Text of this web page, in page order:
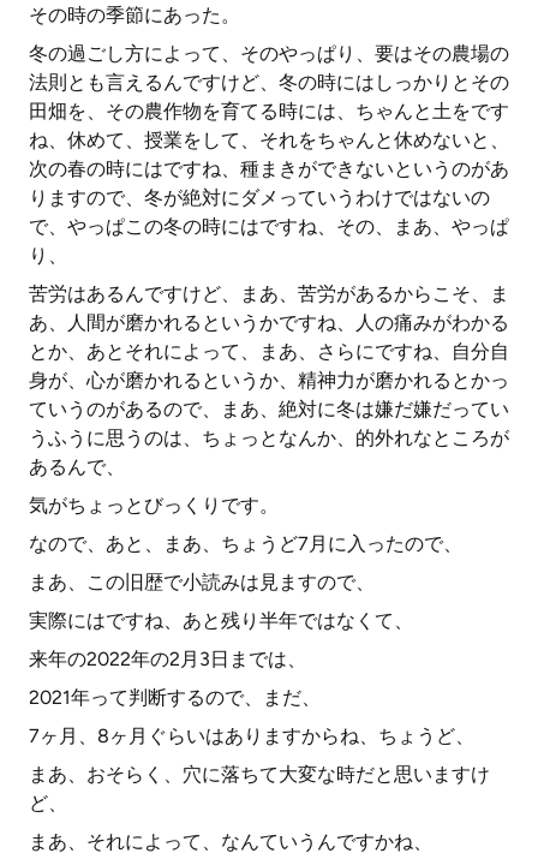
その時の季節にあった。
冬の過ごし方によって、そのやっぱり、要はその農場の
法則とも言えるんですけど、冬の時にはしっかりとその
田畑を、その農作物を育てる時には、ちゃんと土をです
ね、休めて、授業をして、それをちゃんと休めないと、
次の春の時にはですね、種まきができないというのがあ
りますので、冬が絶対にダメっていうわけではないの
で、やっぱこの冬の時にはですね、その、まあ、やっぱ
り、
苦労はあるんですけど、まあ、苦労があるからこそ、ま
あ、人間が磨かれるというかですね、人の痛みがわかる
とか、あとそれによって、まあ、さらにですね、自分自
身が、心が磨かれるというか、精神力が磨かれるとかっ
ていうのがあるので、まあ、絶対に冬は嫌だ嫌だってい
うふうに思うのは、ちょっとなんか、的外れなところが
あるんで、
気がちょっとびっくりです。
なので、あと、まあ、ちょうど7月に入ったので、
まあ、この旧歴で小読みは見ますので、
実際にはですね、あと残り半年ではなくて、
来年の2022年の2月3日までは、
2021年って判断するので、まだ、
7ヶ月、8ヶ月ぐらいはありますからね、ちょうど、
まあ、おそらく、穴に落ちて大変な時だと思いますけ
ど、
まあ、それによって、なんていうんですかね、